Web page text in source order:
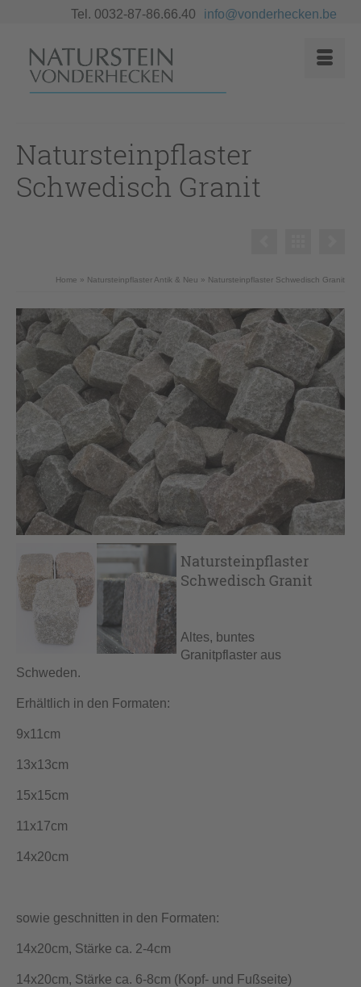
Tel. 0032-87-86.66.40 info@vonderhecken.be
Natursteinpflaster
Schwedisch Granit
Home » Natursteinpflaster Antik & Neu » Natursteinpflaster Schwedisch Granit
Natursteinpflaster
Schwedisch Granit
Altes, buntes
Granitpflaster aus
Schweden.
Erhältlich in den Formaten:
9x11cm
13x13cm
15x15cm
11x17cm
14x20cm
sowie geschnitten in den Formaten:
14x20cm, Stärke ca. 2-4cm
14x20cm, Stärke ca. 6-8cm (Kopf- und Fußseite)